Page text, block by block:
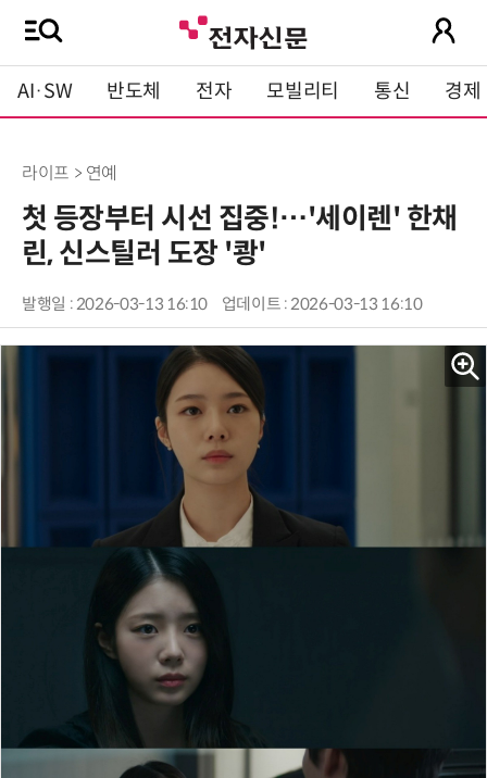
AI·SW 반도체 전자 모빌리티 통신 경제
라이프 > 연예
첫 등장부터 시선 집중!…'세이렌' 한채
린, 신스틸러 도장 '쾅'
발행일 : 2026-03-13 16:10 업데이트 : 2026-03-13 16:10